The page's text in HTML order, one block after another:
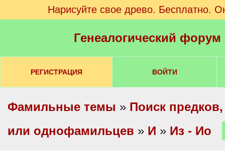
Нарисуйте свое древо. Бесплатно.
Генеалогический
РЕГИСТРАЦИЯ ВОЙТИ
Фамильные темы » Поиск
или однофамильцев » И » Из - Ио